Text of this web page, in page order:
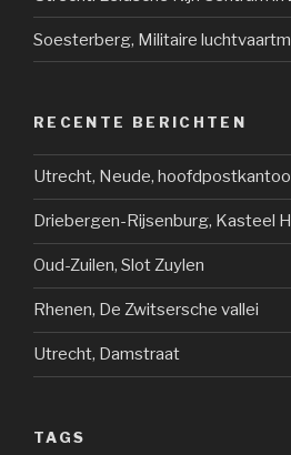
Soesterberg, Militaire
RECENTE BERICHTEN
Utrecht, Neude,
Driebergen-Rijsenburg, Kasteel
Oud-Zuilen, Slot Zuylen
Rhenen, De Zwitsersche vallei
Utrecht, Damstraat
TAGS